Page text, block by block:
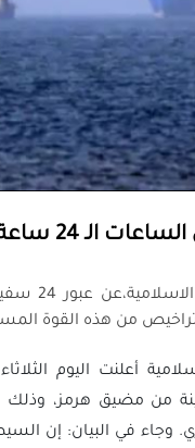
عبور 24
من هذه القوة
أعلنت اليوم
الـ 24 الماضية، عبور 24 سفينة من
وجاء في البيان: إن